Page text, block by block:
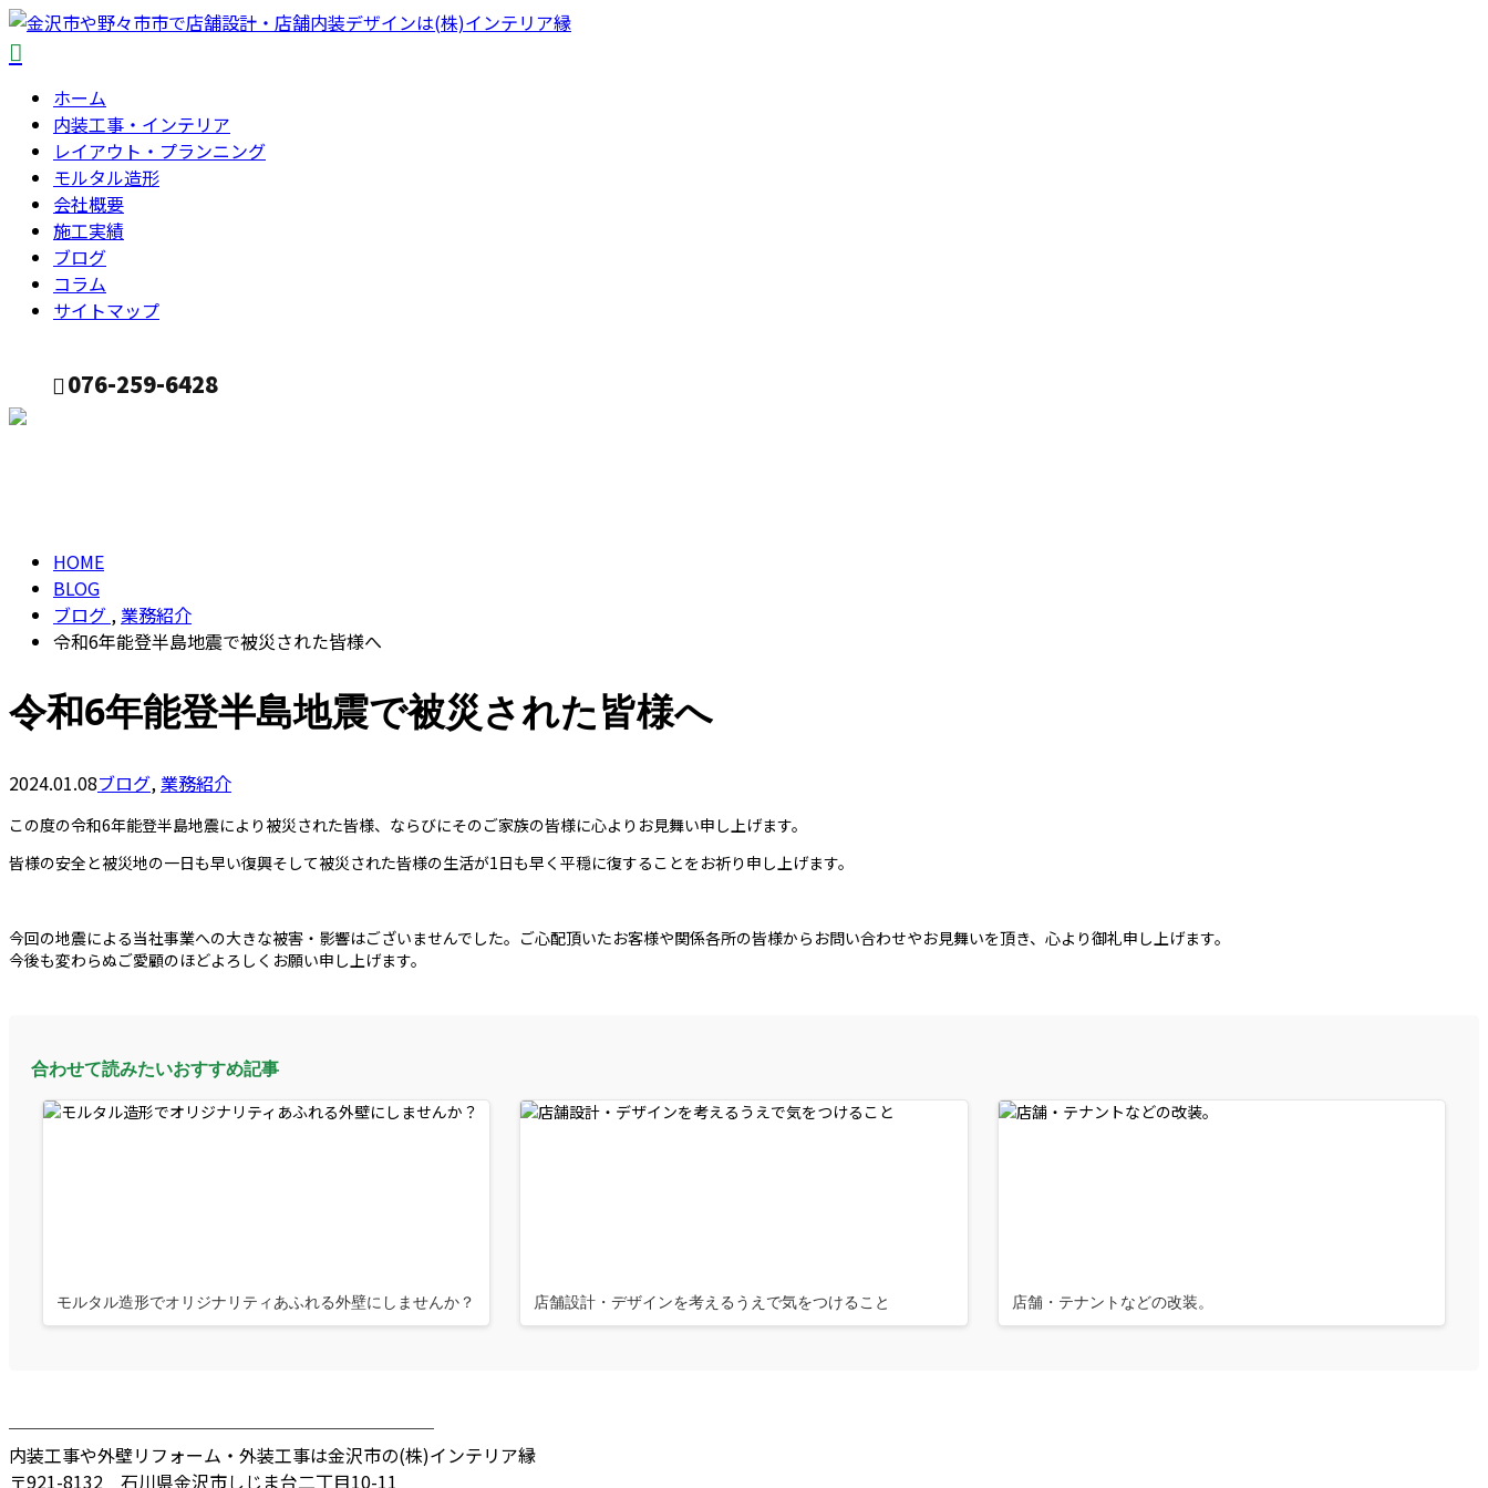
ホーム
内装工事・インテリア
レイアウト・プランニング
モルタル造形
会社概要
施工実績
ブログ
コラム
サイトマップ
076-259-6428
HOME
BLOG
ブログ ,業務紹介
令和6年能登半島地震で被災された皆様へ
令和6年能登半島地震で被災された皆様へ
2024.01.08ブログ,業務紹介
この度の令和6年能登半島地震により被災された皆様、ならびにそのご家族の皆様に心よりお見舞い申し上げます。
皆様の安全と被災地の一日も早い復興そして被災された皆様の生活が1日も早く平穏に復することをお祈り申し上げます。
今回の地震による当社事業への大きな被害・影響はございませんでした。ご心配頂いたお客様や関係各所の皆様からお問い合わせやお見舞いを頂き、心より御礼申し上げます。
今後も変わらぬご愛顧のほどよろしくお願い申し上げます。
合わせて読みたいおすすめ記事
モルタル造形でオリジナリティあふれる外壁にしませんか？ 店舗設計・デザインを考えるうえで気をつけること 店舗・テナントなどの改装。
────────────────────────
内装工事や外壁リフォーム・外装工事は金沢市の(株)インテリア縁
〒921-8132 石川県金沢市しじま台二丁目10-11